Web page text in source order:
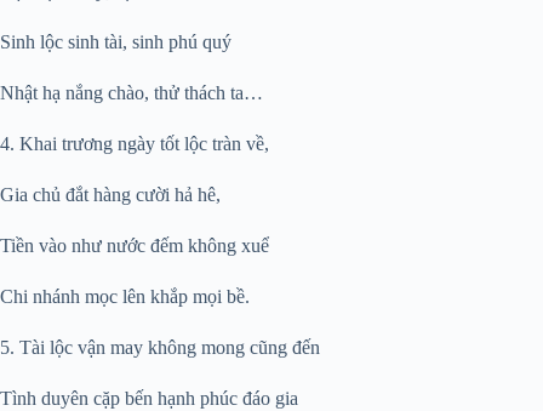
Sinh lộc sinh tài, sinh phú quý
Nhật hạ nắng chào, thử thách ta…
4. Khai trương ngày tốt lộc tràn về,
Gia chủ đắt hàng cười hả hê,
Tiền vào như nước đếm không xuể
Chi nhánh mọc lên khắp mọi bề.
5. Tài lộc vận may không mong cũng đến
Tình duyên cặp bến hạnh phúc đáo gia